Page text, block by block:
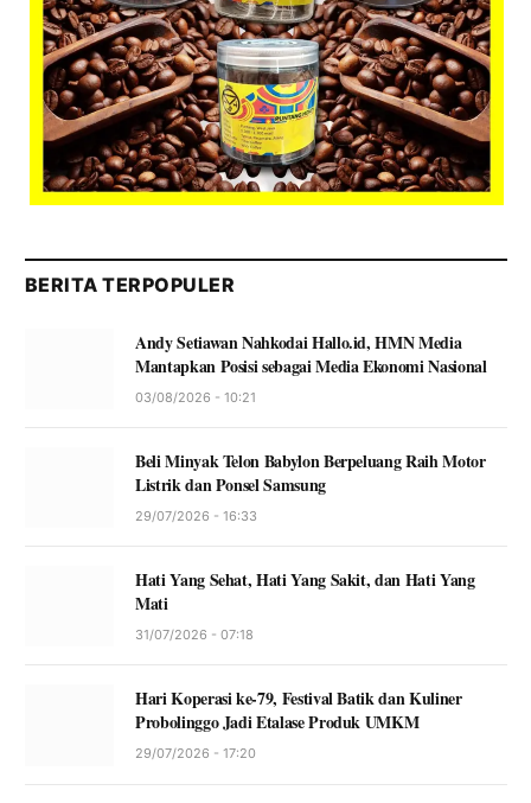
BERITA TERPOPULER
Andy Setiawan Nahkodai Hallo.id, HMN Media
Mantapkan Posisi sebagai Media Ekonomi Nasional
03/08/2026 - 10:21
Beli Minyak Telon Babylon Berpeluang Raih Motor
Listrik dan Ponsel Samsung
29/07/2026 - 16:33
Hati Yang Sehat, Hati Yang Sakit, dan Hati Yang
Mati
31/07/2026 - 07:18
Hari Koperasi ke-79, Festival Batik dan Kuliner
Probolinggo Jadi Etalase Produk UMKM
29/07/2026 - 17:20